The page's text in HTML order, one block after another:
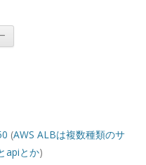
コンテンツへ移動
(AWS ALBは複数種類のサ
apiとか)